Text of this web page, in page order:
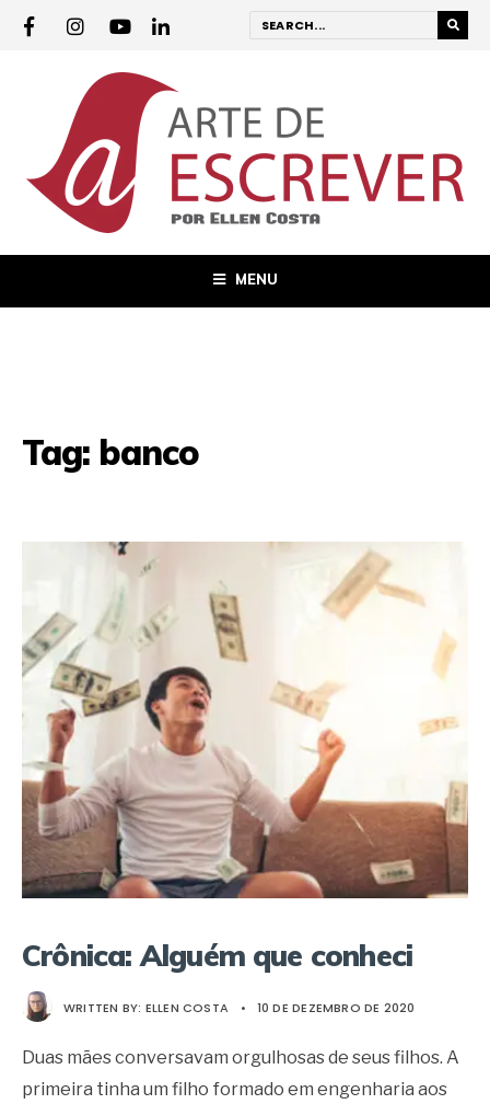
MENU
Tag: banco
Crônica: Alguém que conheci
WRITTEN BY: ELLEN COSTA • 10 DE DEZEMBRO DE 2020
Duas mães conversavam orgulhosas de seus filhos. A
primeira tinha um filho formado em engenharia aos